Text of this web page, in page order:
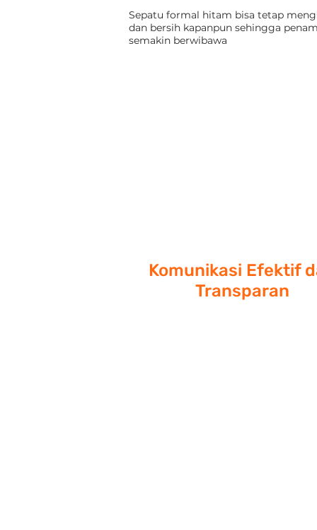
Sepatu formal hitam bisa tetap
dan bersih kapanpun sehingga
semakin berwibawa
Komunikasi Efektif
Transparan